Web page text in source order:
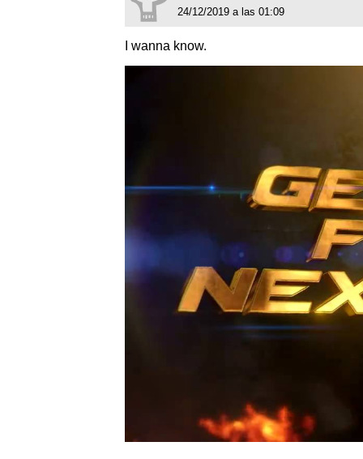
24/12/2019 a las 01:09
I wanna know.